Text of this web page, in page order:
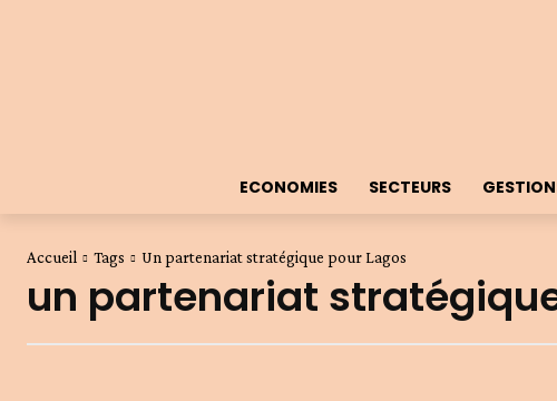
ECONOMIES SECTEURS
Accueil Tags Un partenariat stratégique pour Lagos
un partenariat